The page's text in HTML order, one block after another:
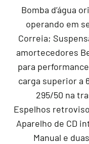
Bomba d’água
operando em
Correia;
amortecedores
para
carga superior a
295/50 na
Espelhos
Aparelho de CD
Manual e